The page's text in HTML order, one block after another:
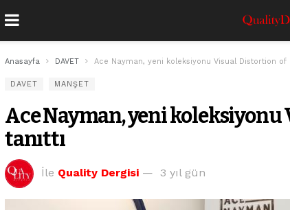
Anasayfa DAVET Ace Nayman, yeni koleksiyonu Visual Distortion of
DAVET MANŞET
Ace Nayman, yeni
tanıttı
İle Quality Dergisi 3 yıl gün